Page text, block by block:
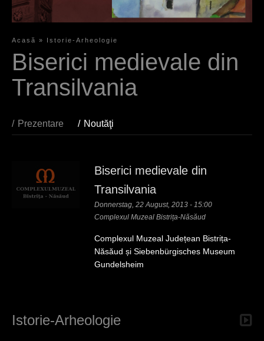
S
i
e
i
h
Acasă » Istorie-Arheologie
Biserici medievale din
Transilvania
Prezentare Noutăţi
Biserici medievale din
Transilvania
Donnerstag, 22 August, 2013 - 15:00
Complexul Muzeal Bistrița-Năsăud
Complexul Muzeal Județean Bistrița-
Năsăud și Siebenbürgisches Museum
Gundelsheim
Istorie-Arheologie